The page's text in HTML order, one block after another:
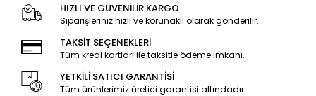
HIZLI VE GÜVENİLİR KARGO
Siparişleriniz hızlı ve korunaklı olarak gönderilir.
TAKSİT SEÇENEKLERİ
Tüm kredi kartları ile taksitle ödeme imkanı.
YETKİLİ SATICI GARANTİSİ
Tüm ürünlerimiz üretici garantisi altındadır.